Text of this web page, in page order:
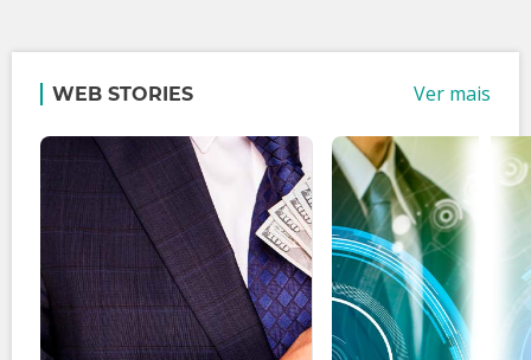
WEB STORIES Ver mais